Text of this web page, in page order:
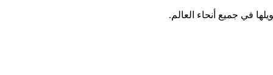
في جميع أنحاء العالم.